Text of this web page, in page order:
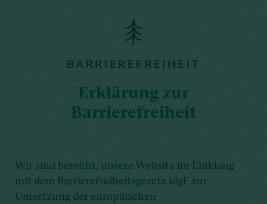
BARRIEREFREIHEIT
Erklärung zur
Barrierefreiheit
Wir sind bemüht, unsere Website im Einklang
mit dem Barrierefreiheitsgesetz idgF zur
Umsetzung der europäischen